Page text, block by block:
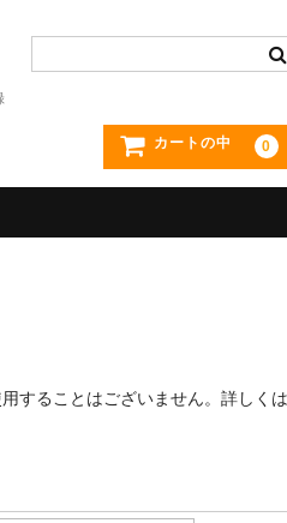
カートの中 0
することはございません。詳しくは